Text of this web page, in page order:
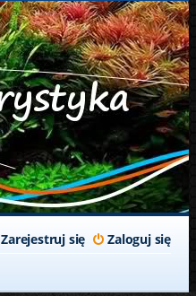
Zaloguj się
Zarejestruj się